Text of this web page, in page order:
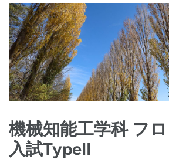
機械知能工学科 フ
入試TypeII